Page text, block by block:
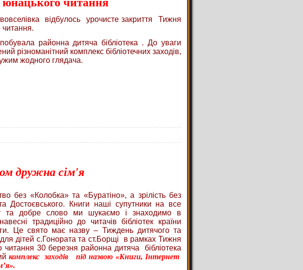
відбулось урочисте закриття Тижня
читання.
районна дитяча бібліотека . До уваги
різноманітний комплекс бібліотечних заходів,
жодного глядача.
дружна сім'я
без «Колобка» та «Буратіно», а зрілість без
Достоєвського. Книги наші супутники на все
та добре слово ми шукаємо і знаходимо в
традиційно до читачів бібліотек країни
Це свято має назву – Тиждень дитячого та
дітей с.Гонората та ст.Борщі в рамках Тижня
читання 30 березня районна дитяча бібліотека
комплекс заходів під назвою «Книги, Інтернет